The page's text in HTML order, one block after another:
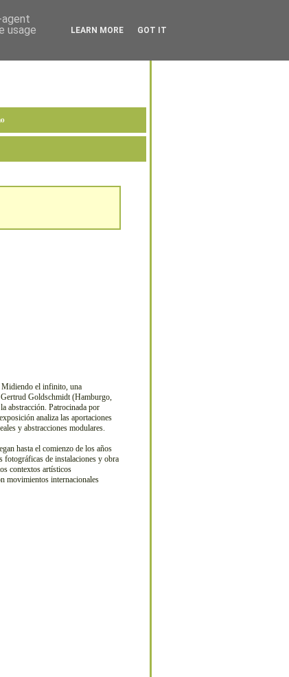
Midiendo el infinito, una
Gertrud Goldschmidt (Hamburgo,
abstracción. Patrocinada por
analiza las aportaciones
y abstracciones modulares.
hasta el comienzo de los años
fotográficas de instalaciones y obra
contextos artísticos
movimientos internacionales
usage
LEARN MORE GOT IT